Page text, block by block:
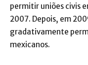
permitir uniões civis
2007. Depois, em
gradativamente
mexicanos.